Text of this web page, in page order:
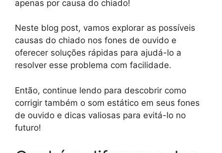
apenas por causa do chiado!
Neste blog post, vamos explorar as possíveis
causas do chiado nos fones de ouvido e
oferecer soluções rápidas para ajudá-lo a
resolver esse problema com facilidade.
Então, continue lendo para descobrir como
corrigir também o som estático em seus fones
de ouvido e dicas valiosas para evitá-lo no
futuro!